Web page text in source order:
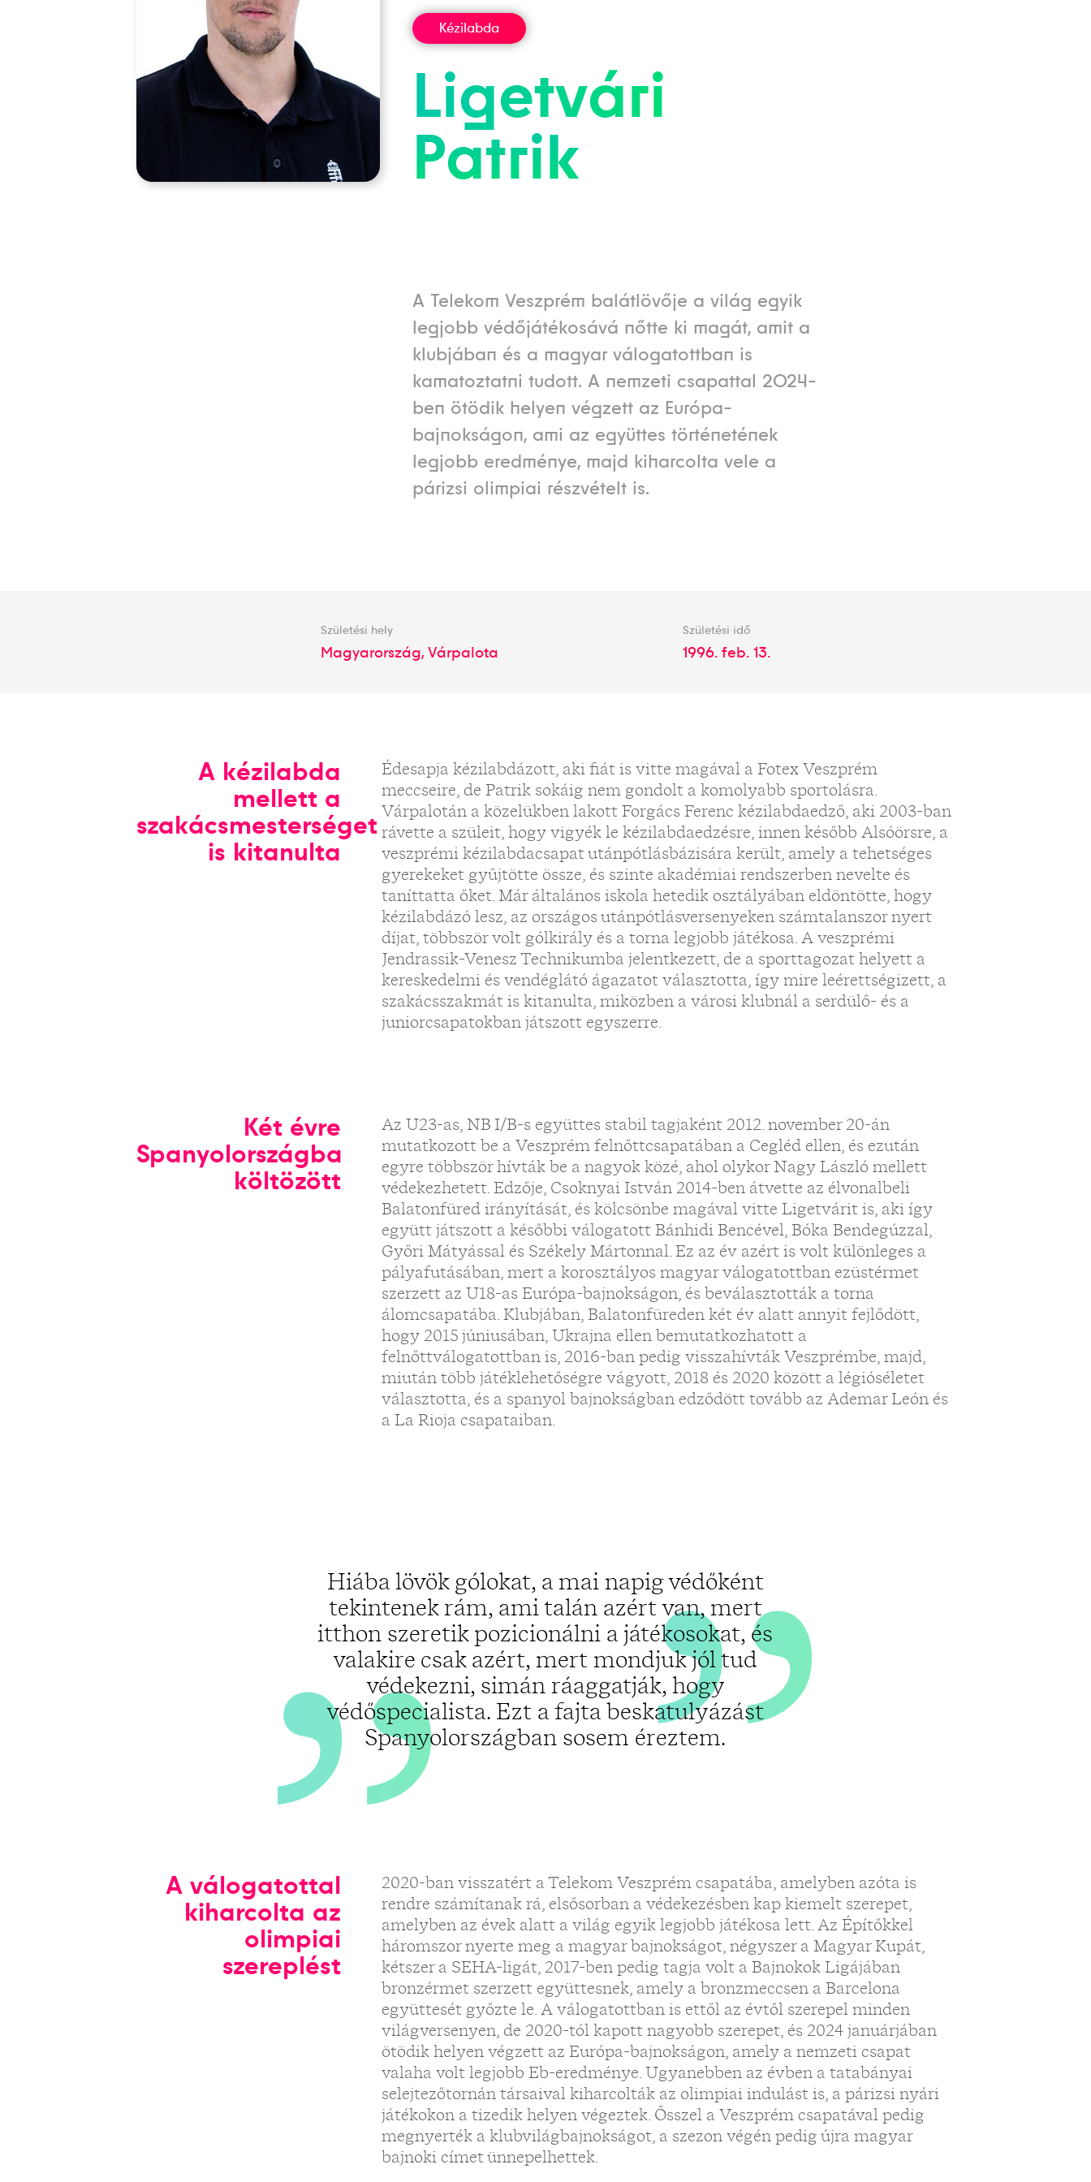
Kézilabda
Ligetvári
Patrik
A Telekom Veszprém balátlövője a világ egyik
legjobb védőjátékosává nőtte ki magát, amit a
klubjában és a magyar válogatottban is
kamatoztatni tudott. A nemzeti csapattal 2024-
ben ötödik helyen végzett az Európa-
bajnokságon, ami az együttes történetének
legjobb eredménye, majd kiharcolta vele a
párizsi olimpiai részvételt is.
Születési hely
Magyarország, Várpalota
Születési idő
1996. feb. 13.
A kézilabda
mellett a
szakácsmesterséget
is kitanulta
Édesapja kézilabdázott, aki fiát is vitte magával a Fotex Veszprém
meccseire, de Patrik sokáig nem gondolt a komolyabb sportolásra.
Várpalotán a közelükben lakott Forgács Ferenc kézilabdaedző, aki 2003-ban
rávette a szüleit, hogy vigyék le kézilabdaedzésre, innen később Alsóörsre, a
veszprémi kézilabdacsapat utánpótlásbázisára került, amely a tehetséges
gyerekeket gyűjtötte össze, és szinte akadémiai rendszerben nevelte és
taníttatta őket. Már általános iskola hetedik osztályában eldöntötte, hogy
kézilabdázó lesz, az országos utánpótlásversenyeken számtalanszor nyert
díjat, többször volt gólkirály és a torna legjobb játékosa. A veszprémi
Jendrassik-Venesz Technikumba jelentkezett, de a sporttagozat helyett a
kereskedelmi és vendéglátó ágazatot választotta, így mire leérettségizett, a
szakácsszakmát is kitanulta, miközben a városi klubnál a serdülő- és a
juniorcsapatokban játszott egyszerre.
Két évre
Spanyolországba
költözött
Az U23-as, NB I/B-s együttes stabil tagjaként 2012. november 20-án
mutatkozott be a Veszprém felnőttcsapatában a Cegléd ellen, és ezután
egyre többször hívták be a nagyok közé, ahol olykor Nagy László mellett
védekezhetett. Edzője, Csoknyai István 2014-ben átvette az élvonalbeli
Balatonfüred irányítását, és kölcsönbe magával vitte Ligetvárit is, aki így
együtt játszott a későbbi válogatott Bánhidi Bencével, Bóka Bendegúzzal,
Győri Mátyással és Székely Mártonnal. Ez az év azért is volt különleges a
pályafutásában, mert a korosztályos magyar válogatottban ezüstérmet
szerzett az U18-as Európa-bajnokságon, és beválasztották a torna
álomcsapatába. Klubjában, Balatonfüreden két év alatt annyit fejlődött,
hogy 2015 júniusában, Ukrajna ellen bemutatkozhatott a
felnőttválogatottban is, 2016-ban pedig visszahívták Veszprémbe, majd,
miután több játéklehetőségre vágyott, 2018 és 2020 között a légióséletet
választotta, és a spanyol bajnokságban edződött tovább az Ademar León és
a La Rioja csapataiban.
Hiába lövök gólokat, a mai napig védőként
tekintenek rám, ami talán azért van, mert
itthon szeretik pozicionálni a játékosokat, és
valakire csak azért, mert mondjuk jól tud
védekezni, simán ráaggatják, hogy
védőspecialista. Ezt a fajta beskatulyázást
Spanyolországban sosem éreztem.
„ „
A válogatottal
kiharcolta az
olimpiai
szereplést
2020-ban visszatért a Telekom Veszprém csapatába, amelyben azóta is
rendre számítanak rá, elsősorban a védekezésben kap kiemelt szerepet,
amelyben az évek alatt a világ egyik legjobb játékosa lett. Az Építőkkel
háromszor nyerte meg a magyar bajnokságot, négyszer a Magyar Kupát,
kétszer a SEHA-ligát, 2017-ben pedig tagja volt a Bajnokok Ligájában
bronzérmet szerzett együttesnek, amely a bronzmeccsen a Barcelona
együttesét győzte le. A válogatottban is ettől az évtől szerepel minden
világversenyen, de 2020-tól kapott nagyobb szerepet, és 2024 januárjában
ötödik helyen végzett az Európa-bajnokságon, amely a nemzeti csapat
valaha volt legjobb Eb-eredménye. Ugyanebben az évben a tatabányai
selejtezőtornán társaival kiharcolták az olimpiai indulást is, a párizsi nyári
játékokon a tizedik helyen végeztek. Ősszel a Veszprém csapatával pedig
megnyerték a klubvilágbajnokságot, a szezon végén pedig újra magyar
bajnoki címet ünnepelhettek.